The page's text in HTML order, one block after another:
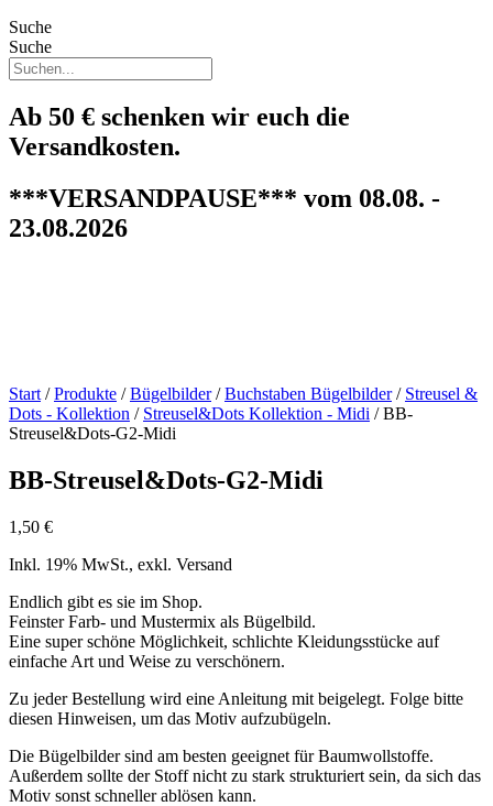
Suche
Suche
Ab 50 € schenken wir euch die
Versandkosten.
***VERSANDPAUSE*** vom 08.08. -
23.08.2026
Start /Produkte /Bügelbilder/Buchstaben Bügelbilder/ Streusel &
Dots - Kollektion / Streusel&Dots Kollektion - Midi / BB-
Streusel&Dots-G2-Midi
BB-Streusel&Dots-G2-Midi
1,50 €
Inkl. 19% MwSt., exkl. Versand
Endlich gibt es sie im Shop.
Feinster Farb- und Mustermix als Bügelbild.
Eine super schöne Möglichkeit, schlichte Kleidungsstücke auf
einfache Art und Weise zu verschönern.
Zu jeder Bestellung wird eine Anleitung mit beigelegt. Folge bitte
diesen Hinweisen, um das Motiv aufzubügeln.
Die Bügelbilder sind am besten geeignet für Baumwollstoffe.
Außerdem sollte der Stoff nicht zu stark strukturiert sein, da sich das
Motiv sonst schneller ablösen kann.